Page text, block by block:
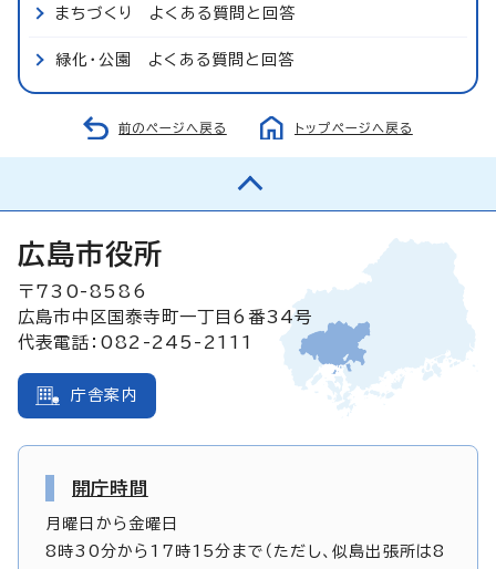
まちづくり よくある質問と回答
緑化・公園 よくある質問と回答
前のページへ戻る トップページへ戻る
広島市役所
〒730-8586
広島市中区国泰寺町一丁目6番34号
代表電話：082-245-2111
庁舎案内
開庁時間
月曜日から金曜日
8時30分から17時15分まで（ただし、似島出張所は8